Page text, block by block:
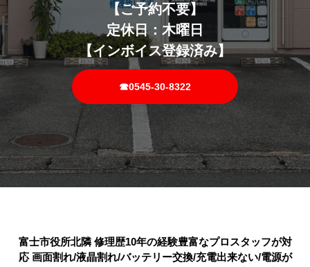
【ご予約不要】
定休日：木曜日
【インボイス登録済み】
☎0545-30-8322
富士市役所北隣 修理歴10年の経験豊富なプロスタッフが対
応 画面割れ/液晶割れ/バッテリー交換/充電出来ない/電源が